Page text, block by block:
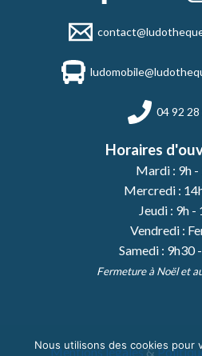
04 92 28
Horaires
Mardi : 9h -
Mercredi :
Jeudi : 9h -
Vendredi :
Samedi : 9h30
Fermeture à Noël et
Mentions légales&
Nous utilisons des cookies pour